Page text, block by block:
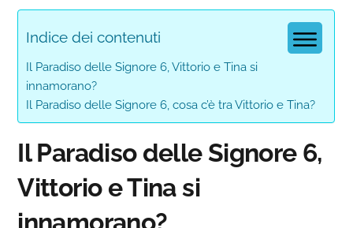
Indice dei contenuti
Il Paradiso delle Signore 6, Vittorio e Tina si
innamorano?
Il Paradiso delle Signore 6, cosa c’è tra Vittorio e Tina?
Il Paradiso delle Signore 6,
Vittorio e Tina si
innamorano?